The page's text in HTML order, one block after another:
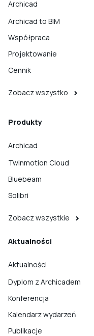
Archicad
Archicad to BIM
Współpraca
Projektowanie
Cennik
Zobacz wszystko
Produkty
Archicad
Twinmotion Cloud
Bluebeam
Solibri
Zobacz wszystkie
Aktualności
Aktualności
Dyplom z Archicadem
Konferencja
Kalendarz wydarzeń
Publikacje